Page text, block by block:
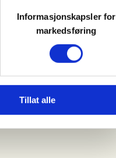
Informasjonskapsler for
markedsføring
Tillat alle